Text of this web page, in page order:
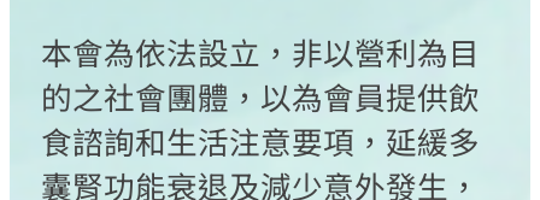
本會為依法設立，非以營利為目
的之社會團體，以為會員提供飲
食諮詢和生活注意要項，延緩多
囊腎功能衰退及減少意外發生，